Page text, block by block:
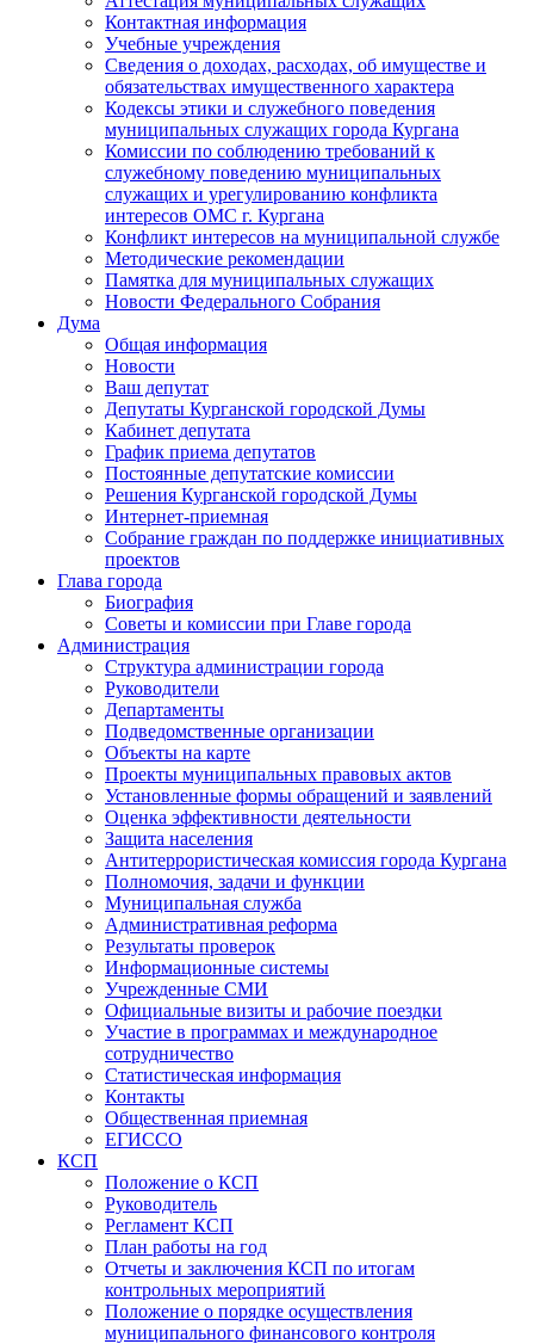
Контактная информация
Учебные учреждения
Сведения о доходах, расходах, об имуществе и
обязательствах имущественного характера
Кодексы этики и служебного поведения
муниципальных служащих города Кургана
Комиссии по соблюдению требований к
служебному поведению муниципальных
служащих и урегулированию конфликта
интересов ОМС г. Кургана
Конфликт интересов на муниципальной службе
Методические рекомендации
Памятка для муниципальных служащих
Новости Федерального Cобрания
Дума
Общая информация
Новости
Ваш депутат
Депутаты Курганской городской Думы
Кабинет депутата
График приема депутатов
Постоянные депутатские комиссии
Решения Курганской городской Думы
Интернет-приемная
Собрание граждан по поддержке инициативных
проектов
Глава города
Биография
Советы и комиссии при Главе города
Администрация
Структура администрации города
Руководители
Департаменты
Подведомственные организации
Объекты на карте
Проекты муниципальных правовых актов
Установленные формы обращений и заявлений
Оценка эффективности деятельности
Защита населения
Антитеррористическая комиссия города Кургана
Полномочия, задачи и функции
Муниципальная служба
Административная реформа
Результаты проверок
Информационные системы
Учрежденные СМИ
Официальные визиты и рабочие поездки
Участие в программах и международное
сотрудничество
Статистическая информация
Контакты
Общественная приемная
ЕГИССО
КСП
Положение о КСП
Руководитель
Регламент КСП
План работы на год
Отчеты и заключения КСП по итогам
контрольных мероприятий
Положение о порядке осуществления
муниципального финансового контроля